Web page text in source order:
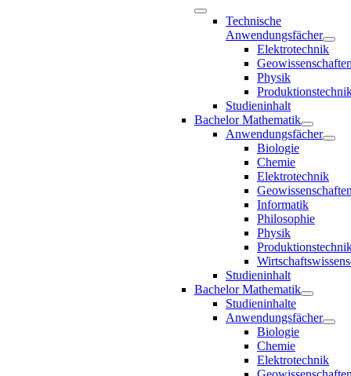
Technische
Anwendungsfächer
Elektrotechnik
Physik
Studieninhalt
Bachelor Mathematik
Anwendungsfächer
Biologie
Chemie
Elektrotechnik
Informatik
Philosophie
Physik
Studieninhalt
Bachelor Mathematik
Studieninhalte
Anwendungsfächer
Biologie
Chemie
Elektrotechnik